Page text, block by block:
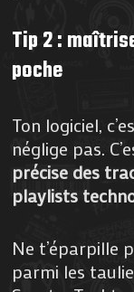
Tip 2 :
poche
Ton logiciel,
néglige pas.
précise des
playlists
Ne t’éparpille
parmi les